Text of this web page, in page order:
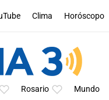
Clima Horóscopo
Rosario Mundo